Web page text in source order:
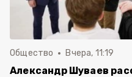
Общество Вчера, 11:19
Александр Шуваев